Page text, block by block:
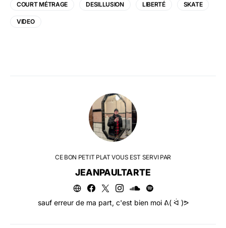
COURT MÉTRAGE DESILLUSION LIBERTÉ SKATE
VIDEO
CE BON PETIT PLAT VOUS EST SERVI PAR
JEANPAULTARTE
sauf erreur de ma part, c'est bien moi ᕕ( ᐛ )ᕗ